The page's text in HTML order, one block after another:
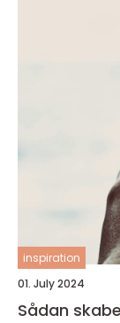
inspiration
01. July 2024
Sådan